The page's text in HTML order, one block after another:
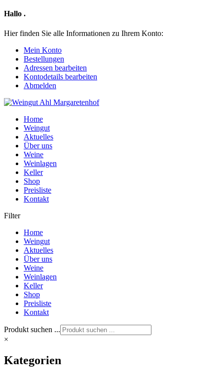
Hallo .
Hier finden Sie alle Informationen zu Ihrem Konto:
Mein Konto
Bestellungen
Adressen bearbeiten
Kontodetails bearbeiten
Abmelden
Home
Weingut
Aktuelles
Über uns
Weine
Weinlagen
Keller
Shop
Preisliste
Kontakt
Filter
Home
Weingut
Aktuelles
Über uns
Weine
Weinlagen
Keller
Shop
Preisliste
Kontakt
Produkt suchen ...
×
Kategorien